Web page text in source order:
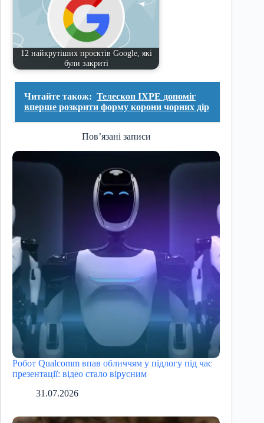
12 найкрутіших проєктів Google, які
були закриті
Читайте також: Телескоп IXPE допоміг
вперше розкрити форму корони чорних дір
Пов’язані записи
Робот Qualcomm впав обличчям у підлогу під час
презентації: відео стало вірусним
31.07.2026